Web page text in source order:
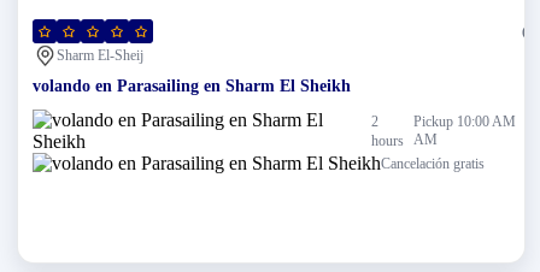
(0)
Sharm El-Sheij
volando en Parasailing en Sharm El Sheikh
2
hours
Pickup 10:00 AM
AM
Cancelación gratis